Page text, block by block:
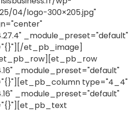
04/logo-300×205.jpg"
_module_preset="default"
et_pb_image]
_module_preset="default"
type="4_4"
_module_preset="default"